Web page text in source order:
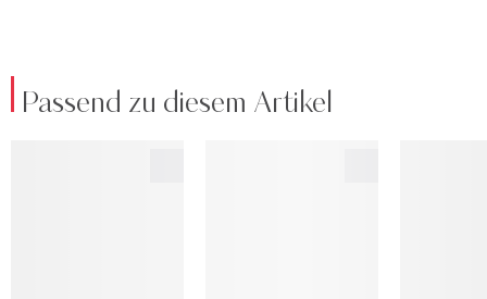
Passend zu diesem Artikel